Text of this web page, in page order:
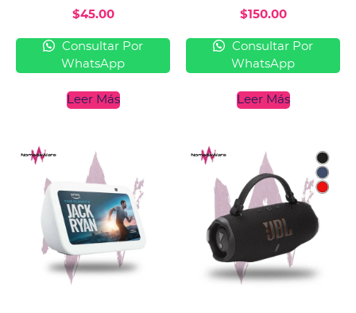
$45.00
Consultar Por
WhatsApp
Leer Más
$150.00
Consultar Por
WhatsApp
Leer Más